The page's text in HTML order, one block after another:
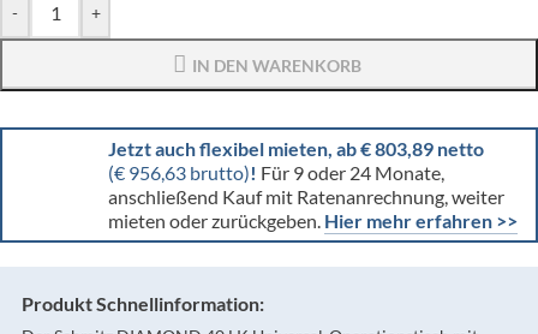
- +
IN DEN WARENKORB
Jetzt auch flexibel mieten, ab € 803,89 netto
(€ 956,63 brutto)! Für 9 oder 24 Monate,
anschließend Kauf mit Ratenanrechnung, weiter
mieten oder zurückgeben. Hier mehr erfahren >>
Produkt Schnellinformation: